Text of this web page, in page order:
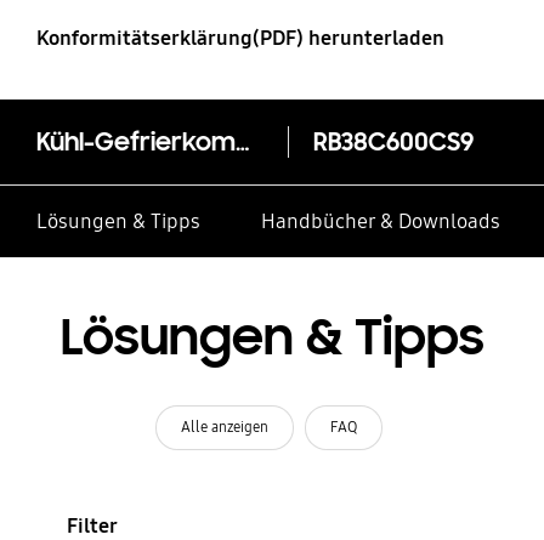
Konformitätserklärung(PDF) herunterladen
Kühl-Gefrierkombination, 203 cm, SpaceMax™ mit AI Energy Mode und No Frost+, EEK: C RB38C600CS9
Lösungen & Tipps Handbücher & Downloads
Lösungen & Tipps
Alle anzeigen FAQ
Filter